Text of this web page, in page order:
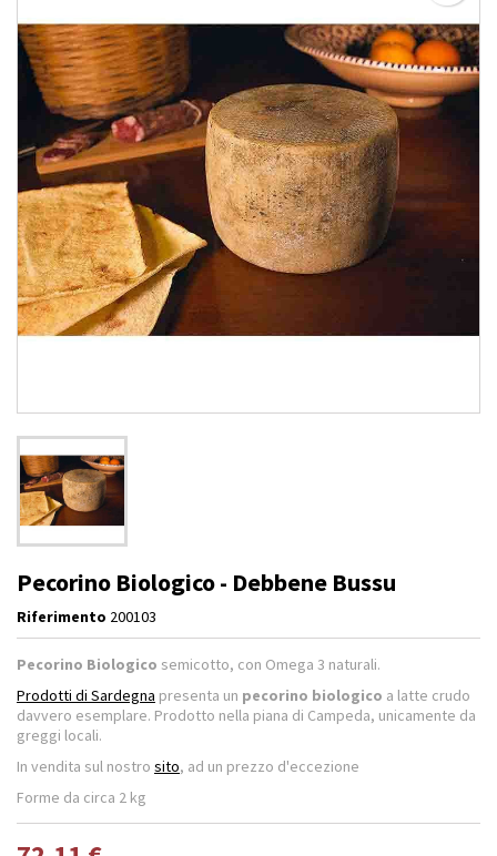
Pecorino Biologico - Debbene Bussu
Riferimento 200103
Pecorino Biologico semicotto, con Omega 3 naturali.
Prodotti di Sardegna presenta un pecorino biologico a latte crudo
davvero esemplare. Prodotto nella piana di Campeda, unicamente da
greggi locali.
In vendita sul nostro sito, ad un prezzo d'eccezione
Forme da circa 2 kg